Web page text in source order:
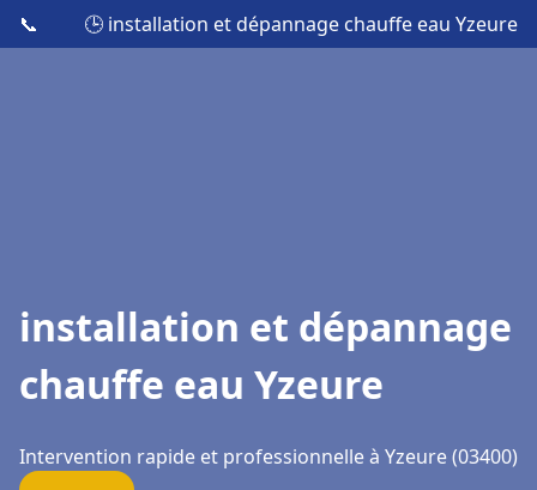
📞 🕒 installation et dépannage chauffe eau Yzeure
installation et dépannage
chauffe eau Yzeure
Intervention rapide et professionnelle à Yzeure (03400)